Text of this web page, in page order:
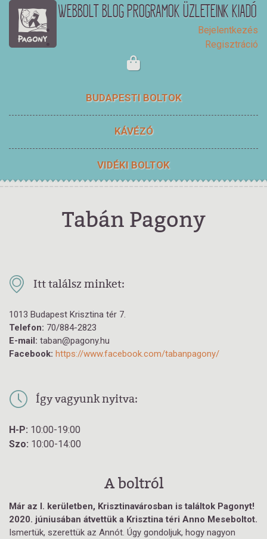
WEBBOLTBLOGPROGRAMOKÜZLETEINKKIADÓ
Bejelentkezés
Regisztráció
BUDAPESTI BOLTOK
KÁVÉZÓ
VIDÉKI BOLTOK
Tabán Pagony
Itt találsz minket:
1013 Budapest Krisztina tér 7.
Telefon: 70/884-2823
E-mail: taban@pagony.hu
Facebook: https://www.facebook.com/tabanpagony/
Így vagyunk nyitva:
H-P: 10:00-19:00
Szo: 10:00-14:00
A boltról
Már az I. kerületben, Krisztinavárosban is találtok Pagonyt!
2020. júniusában átvettük a Krisztina téri Anno Meseboltot.
Ismertük, szerettük az Annót. Úgy gondoljuk, hogy nagyon